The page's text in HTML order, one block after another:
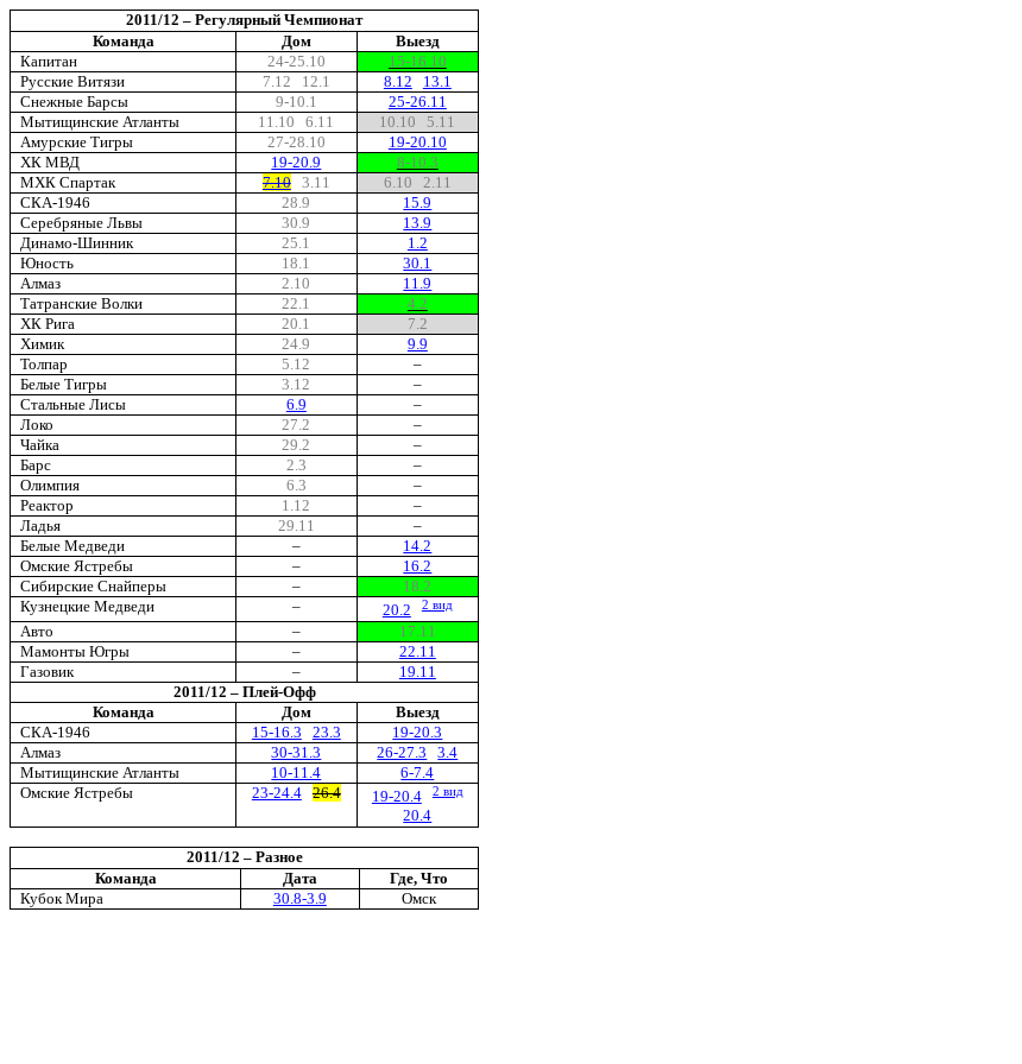
2011/12 – Регулярный Чемпионат
Команда
Дом
Выезд
Капитан
24-25.10
15-16.10
Русские Витязи
7.12 12.1 8.12
13.1
Снежные Барсы
9-10.1
25-26.11
Мытищинские Атланты
11.10 6.11
10.10 5.11
Амурские Тигры
27-28.10
19-20.10
ХК МВД
19-20.9
8-10.3
МХК Спартак
7.103.11
6.10 2.11
СКА-1946
28.9
15.9
Серебряные Львы
30.9
13.9
Динамо-Шинник
25.1
1.2
Юность
18.1
30.1
Алмаз
2.10
11.9
Татранские Волки
22.1
4.2
ХК Рига
20.1
7.2
Химик
24.9
9.9
Толпар
5.12
–
Белые Тигры
3.12
–
Стальные Лисы
6.9
–
Локо
27.2
–
Чайка
29.2
–
Барс
2.3
–
Олимпия
6.3
–
Реактор
1.12
–
Ладья
29.11
–
Белые Медведи
–
14.2
Омские Ястребы
–
16.2
Сибирские Снайперы
–
18.2
Кузнецкие Медведи
– 20.2 2 вид
Авто –
17.11
Мамонты Югры
–
22.11
Газовик
–
19.11
2011/12 – Плей-Офф
Команда
Дом
Выезд
СКА-1946
15-16.3 23.3
19-20.3
Алмаз
30-31.3 26-27.3
3.4
Мытищинские Атланты
10-11.4
6-7.4
Омские Ястребы
23-24.4 26.4 19-20.4 2 вид
20.4
2011/12 – Разное
Команда
Дата
Где, Что
Кубок Мира
30.8-3.9 Омск